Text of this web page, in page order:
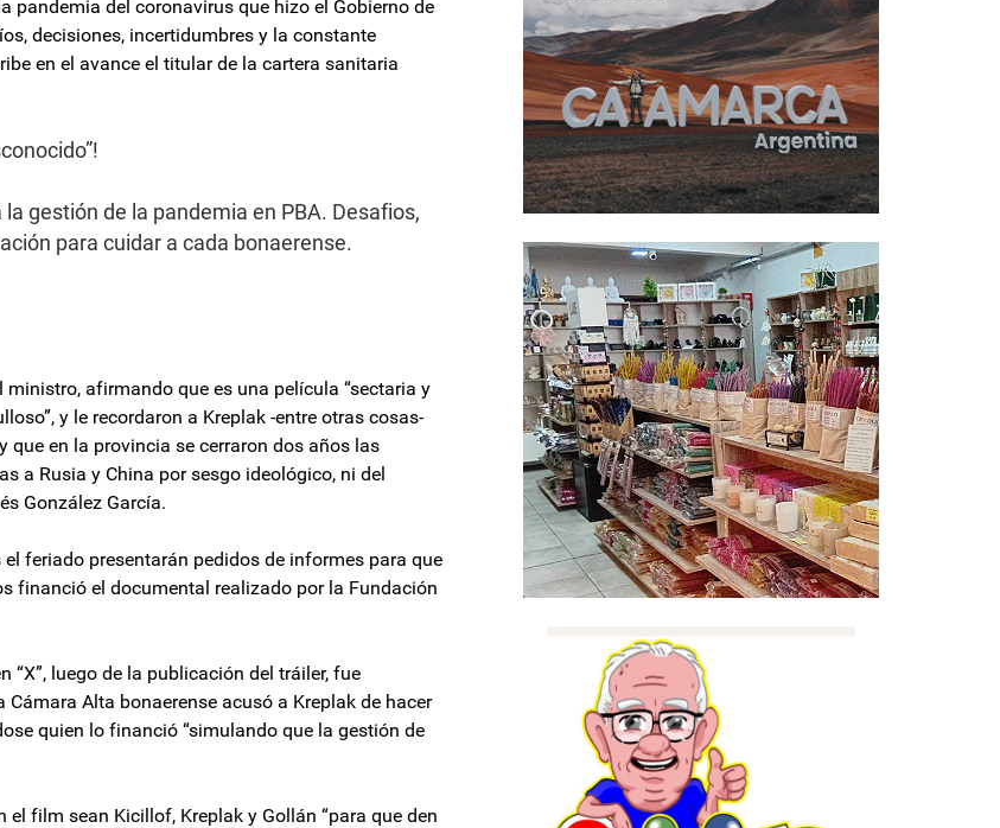
pandemia del coronavirus que hizo el Gobierno de
decisiones, incertidumbres y la constante
en el avance el titular de la cartera sanitaria
gestión de la pandemia en PBA. Desafios,
para cuidar a cada bonaerense.
afirmando que es una película “sectaria y
y le recordaron a Kreplak -entre otras cosas-
en la provincia se cerraron dos años las
a Rusia y China por sesgo ideológico, ni del
González García.
feriado presentarán pedidos de informes para que
financió el documental realizado por la Fundación
“X”, luego de la publicación del tráiler, fue
Alta bonaerense acusó a Kreplak de hacer
quien lo financió “simulando que la gestión de
film sean Kicillof, Kreplak y Gollán “para que den